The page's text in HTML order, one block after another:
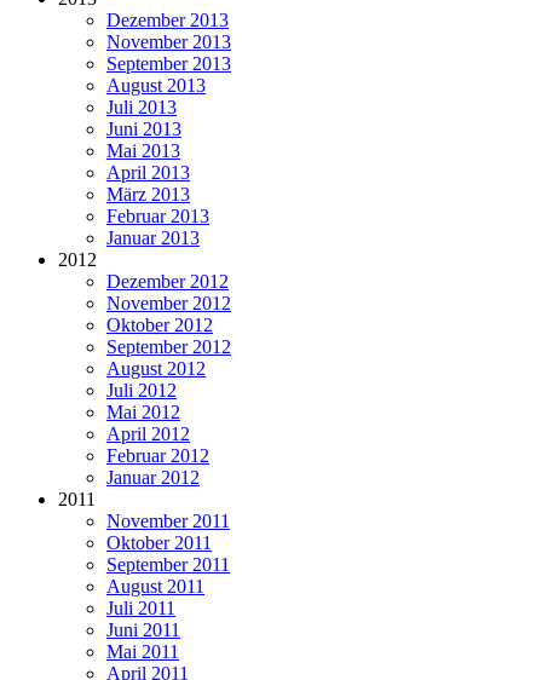
Dezember 2013
November 2013
September 2013
August 2013
Juli 2013
Juni 2013
Mai 2013
April 2013
März 2013
Februar 2013
Januar 2013
2012
Dezember 2012
November 2012
Oktober 2012
September 2012
August 2012
Juli 2012
Mai 2012
April 2012
Februar 2012
Januar 2012
2011
November 2011
Oktober 2011
September 2011
August 2011
Juli 2011
Juni 2011
Mai 2011
April 2011